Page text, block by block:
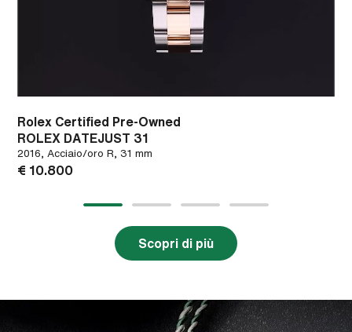
Rolex Certified Pre-Owned
ROLEX DATEJUST 31
2016, Acciaio/oro R, 31 mm
€ 10.800
Scopri di più